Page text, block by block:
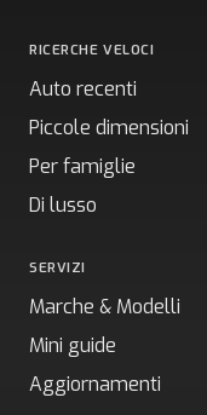
RICERCHE VELOCI
Auto recenti
Piccole dimensioni
Per famiglie
Di lusso
SERVIZI
Marche & Modelli
Mini guide
Aggiornamenti